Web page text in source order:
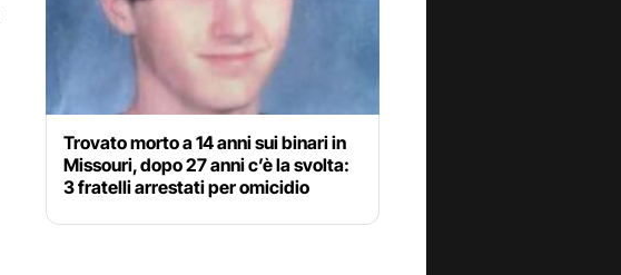
Trovato morto a 14 anni sui binari in
Missouri, dopo 27 anni c’è la svolta:
3 fratelli arrestati per omicidio